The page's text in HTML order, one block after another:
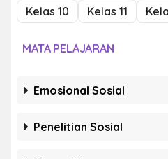
Kelas 10
Kelas 11
MATA PELAJARAN
Emosional Sosial
Penelitian Sosial